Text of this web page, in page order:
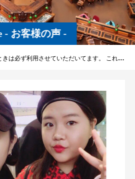
- お客様の声 -
ず利用させていただいてます。 これからもよろしくお願します。